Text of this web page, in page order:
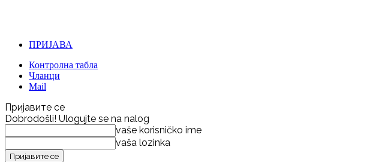
ПРИЈАВА
Контролна табла
Чланци
Mail
Пријавите се
Dobrodošli! Ulogujte se na nalog
vaše korisničko ime
vaša lozinka